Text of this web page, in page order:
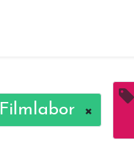
Filmlabor ×